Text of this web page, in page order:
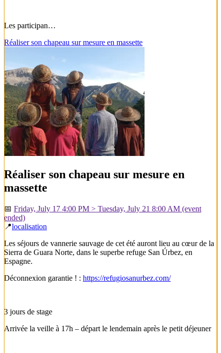
Les participan…
Réaliser son chapeau sur mesure en massette
Réaliser son chapeau sur mesure en
massette
📅Friday, July 17 4:00 PM > Tuesday, July 21 8:00 AM (event
ended)
📍localisation
Les séjours de vannerie sauvage de cet été auront lieu au cœur de la
Sierra de Guara Norte, dans le superbe refuge San Úrbez, en
Espagne.
Déconnexion garantie ! : https://refugiosanurbez.com/
3 jours de stage
Arrivée la veille à 17h – départ le lendemain après le petit déjeuner